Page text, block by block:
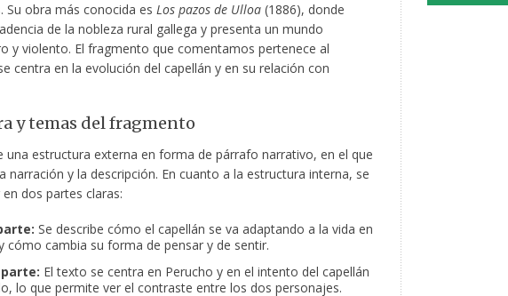
Su obra más conocida es Los pazos de Ulloa(1886), donde
de la nobleza rural gallega y presenta un mundo
y violento. El fragmento que comentamos pertenece al
centra en la evolución del capellán y en su relación con
y temas del fragmento
una estructura externa en forma de párrafo narrativo, en el que
narración y la descripción. En cuanto a la estructura interna, se
dos partes claras:
Se describe cómo el capellán se va adaptando a la vida en
cómo cambia su forma de pensar y de sentir.
El texto se centra en Perucho y en el intento del capellán
lo que permite ver el contraste entre los dos personajes.